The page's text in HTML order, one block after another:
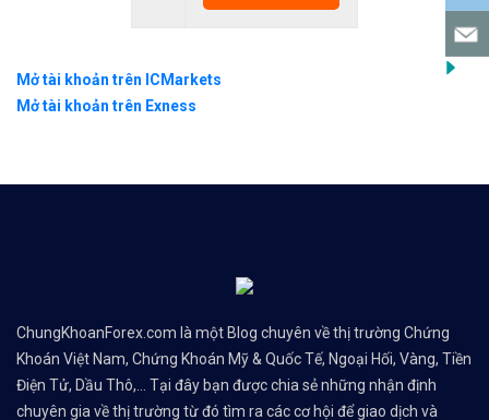
Mở tài khoản trên ICMarkets
Mở tài khoản trên Exness
ChungKhoanForex.com là một Blog chuyên về thị trường Chứng
Khoán Việt Nam, Chứng Khoán Mỹ & Quốc Tế, Ngoại Hối, Vàng, Tiền
Điện Tử, Dầu Thô,... Tại đây bạn được chia sẻ những nhận định
chuyên gia về thị trường từ đó tìm ra các cơ hội để giao dịch và